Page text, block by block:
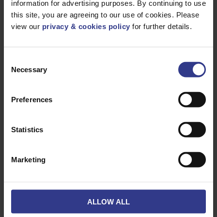
information for advertising purposes. By continuing to use
this site, you are agreeing to our use of cookies. Please
view our privacy & cookies policy for further details.
Selection
Necessary
Preferences
Statistics
Marketing
ALLOW ALL
AJOUTER AU
11KVN2XS2Y1X50
AJOUTER AU
11KV XLPE
MV IEC
AJOUTER AU